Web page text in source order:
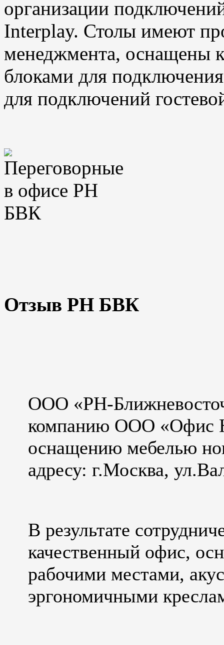
организации
Interplay. Столы имеют
менеджмента, оснащены
блоками для
для подключений
Отзыв РН БВК
ООО «РН-
компанию ООО «Офис
оснащению мебелью
адресу: г.Москва,
В результате
качественный офис,
рабочими местами,
эргономичными